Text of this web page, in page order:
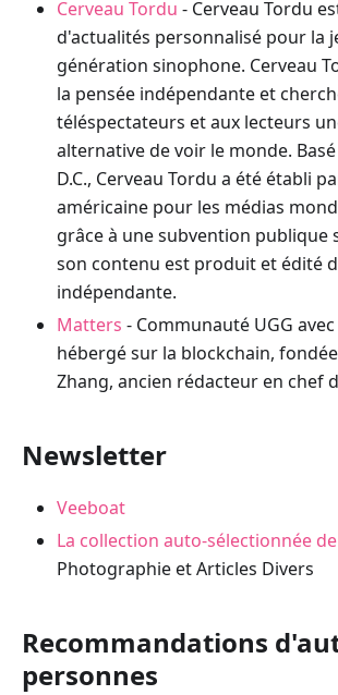
Cerveau Tordu - Cerveau Tordu
d'actualités personnalisé pour la
génération sinophone. Cerveau
la pensée indépendante et
téléspectateurs et aux lecteurs
alternative de voir le monde.
D.C., Cerveau Tordu a été établi
américaine pour les médias
grâce à une subvention publique
son contenu est produit et édité
indépendante.
Matters - Communauté UGG
hébergé sur la blockchain,
Zhang, ancien rédacteur en chef
Newsletter
Veeboat
La collection auto-sélectionnée de
Photographie et Articles Divers
Recommandations
personnes